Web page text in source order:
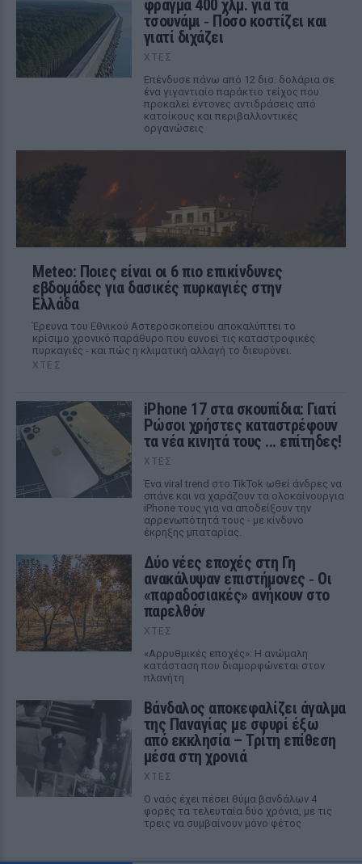
φράγμα 400 χλμ. για τα
τσουνάμι ‑ Πόσο κοστίζει και
γιατί διχάζει
ΧΤΕΣ
Επένδυσε πάνω από 12 δισ. δολάρια σε
ένα γιγαντιαίο παράκτιο τείχος που
προκαλεί έντονες αντιδράσεις από
κατοίκους και περιβαλλοντικές
οργανώσεις
Meteo: Ποιες είναι οι 6 πιο επικίνδυνες
εβδομάδες για δασικές πυρκαγιές στην
Ελλάδα
Έρευνα του Εθνικού Αστεροσκοπείου αποκαλύπτει το
κρίσιμο χρονικό παράθυρο που ευνοεί τις καταστροφικές
πυρκαγιές - και πώς η κλιματική αλλαγή το διευρύνει.
ΧΤΕΣ
iPhone 17 στα σκουπίδια: Γιατί
Ρώσοι χρήστες καταστρέφουν
τα νέα κινητά τους ... επίτηδες!
ΧΤΕΣ
Ένα viral trend στο TikTok ωθεί άνδρες να
σπάνε και να χαράζουν τα ολοκαίνουργια
iPhone τους για να αποδείξουν την
αρρενωπότητά τους - με κίνδυνο
έκρηξης μπαταρίας.
Δύο νέες εποχές στη Γη
ανακάλυψαν επιστήμονες ‑ Oι
«παραδοσιακές» ανήκουν στο
παρελθόν
ΧΤΕΣ
«Αρρυθμικές εποχές»: Η ανώμαλη
κατάσταση που διαμορφώνεται στον
πλανήτη
Βάνδαλος αποκεφαλίζει άγαλμα
της Παναγίας με σφυρί έξω
από εκκλησία – Τρίτη επίθεση
μέσα στη χρονιά
ΧΤΕΣ
Ο ναός έχει πέσει θύμα βανδάλων 4
φορές τα τελευταία δύο χρόνια, με τις
τρεις να συμβαίνουν μόνο φέτος